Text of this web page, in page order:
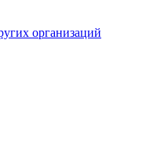
организаций